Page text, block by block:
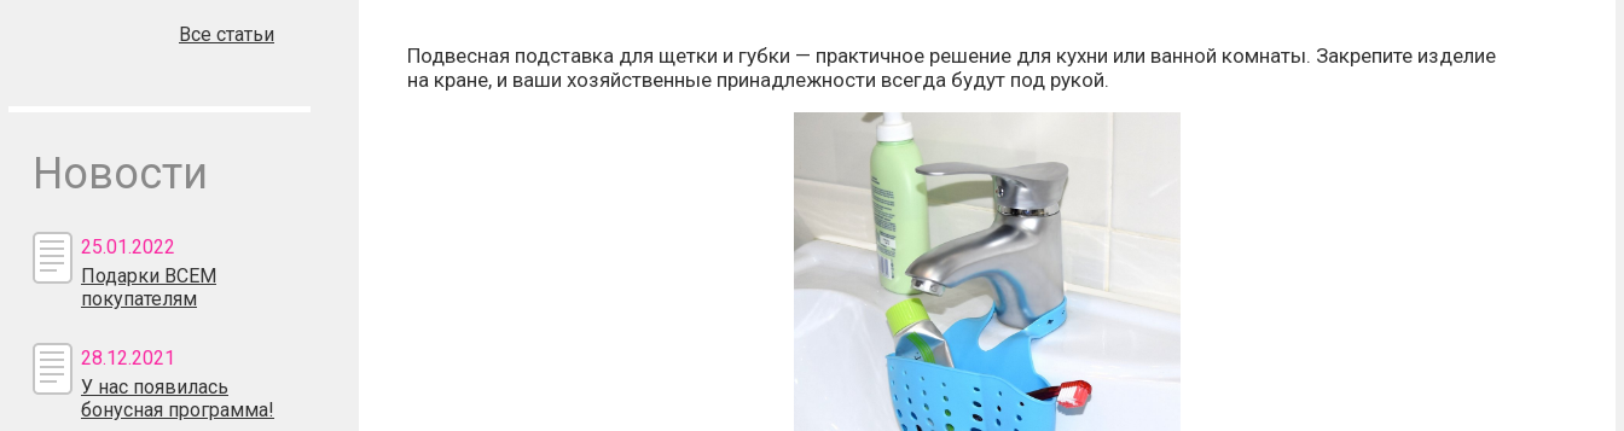
Все статьи
Новости
25.01.2022
Подарки ВСЕМ
покупателям
28.12.2021
У нас появилась
бонусная программа!
Подвесная подставка для щетки и губки — практичное решение для кухни или ванной комнаты. Закрепите изделие
на кране, и ваши хозяйственные принадлежности всегда будут под рукой.